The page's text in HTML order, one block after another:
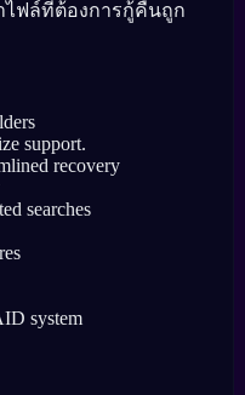
ไฟล์ที่ต้องการกู้คืนถูก
support.
recovery
searches
system